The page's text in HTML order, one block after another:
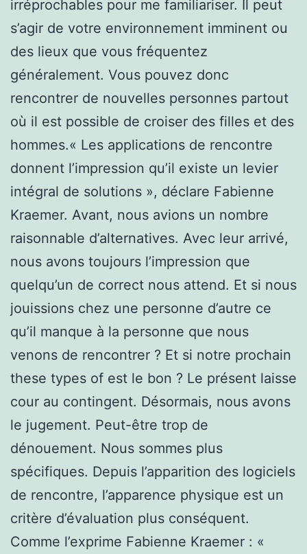
irréprochables pour me familiariser. Il peut
s’agir de votre environnement imminent ou
des lieux que vous fréquentez
généralement. Vous pouvez donc
rencontrer de nouvelles personnes partout
où il est possible de croiser des filles et des
hommes.« Les applications de rencontre
donnent l’impression qu’il existe un levier
intégral de solutions », déclare Fabienne
Kraemer. Avant, nous avions un nombre
raisonnable d’alternatives. Avec leur arrivé,
nous avons toujours l’impression que
quelqu’un de correct nous attend. Et si nous
jouissions chez une personne d’autre ce
qu’il manque à la personne que nous
venons de rencontrer ? Et si notre prochain
these types of est le bon ? Le présent laisse
cour au contingent. Désormais, nous avons
le jugement. Peut-être trop de
dénouement. Nous sommes plus
spécifiques. Depuis l’apparition des logiciels
de rencontre, l’apparence physique est un
critère d’évaluation plus conséquent.
Comme l’exprime Fabienne Kraemer : «